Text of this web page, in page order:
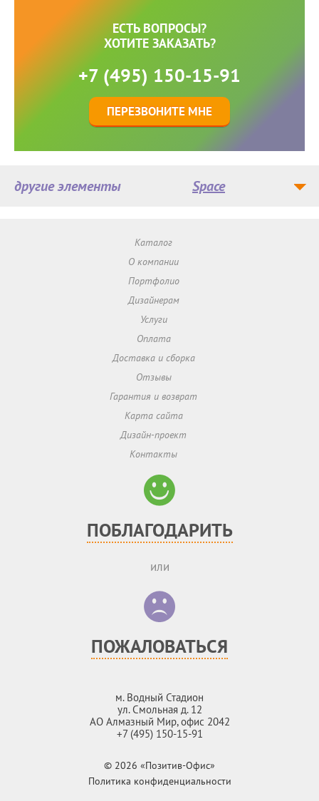
ЕСТЬ ВОПРОСЫ?
ХОТИТЕ ЗАКАЗАТЬ?
+7 (495) 150-15-91
ПЕРЕЗВОНИТЕ МНЕ
другие элементы Space
Каталог
О компании
Портфолио
Дизайнерам
Услуги
Оплата
Доставка и сборка
Отзывы
Гарантия и возврат
Карта сайта
Дизайн-проект
Контакты
ПОБЛАГОДАРИТЬ
или
ПОЖАЛОВАТЬСЯ
м. Водный Стадион
ул. Смольная д. 12
АО Алмазный Мир, офис 2042
+7 (495) 150-15-91
© 2026 «Позитив-Офис»
Политика конфиденциальности